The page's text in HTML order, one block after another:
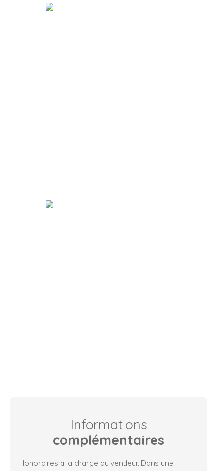
Informations
complémentaires
Honoraires à la charge du vendeur. Dans une